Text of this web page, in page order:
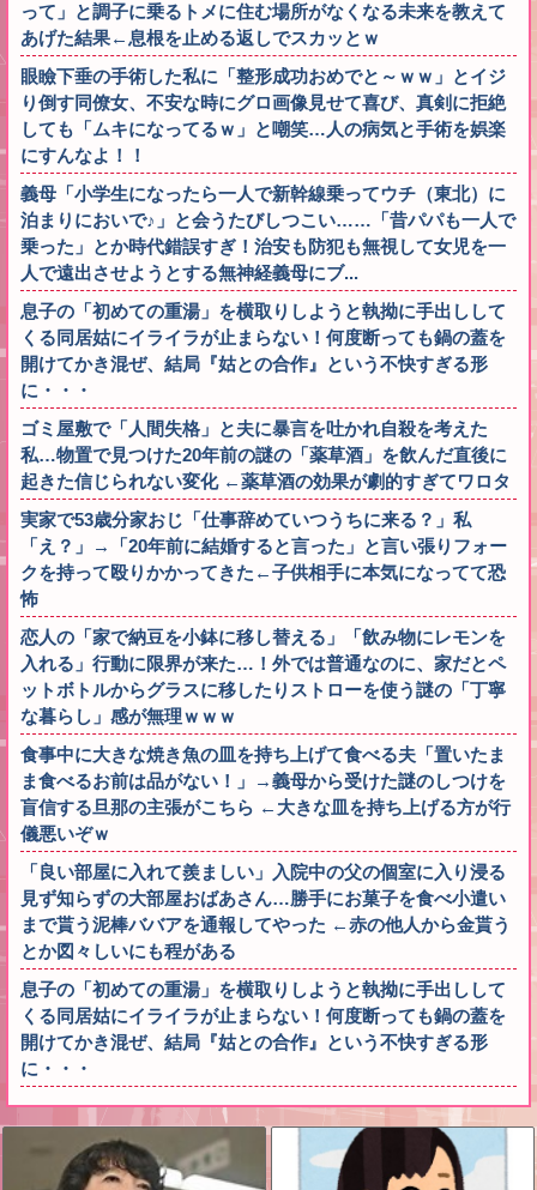
って」と調子に乗るトメに住む場所がなくなる未来を教えて
あげた結果←息根を止める返しでスカッとｗ
眼瞼下垂の手術した私に「整形成功おめでと～ｗｗ」とイジ
り倒す同僚女、不安な時にグロ画像見せて喜び、真剣に拒絶
しても「ムキになってるｗ」と嘲笑…人の病気と手術を娯楽
にすんなよ！！
義母「小学生になったら一人で新幹線乗ってウチ（東北）に
泊まりにおいで♪」と会うたびしつこい……「昔パパも一人で
乗った」とか時代錯誤すぎ！治安も防犯も無視して女児を一
人で遠出させようとする無神経義母にブ...
息子の「初めての重湯」を横取りしようと執拗に手出しして
くる同居姑にイライラが止まらない！何度断っても鍋の蓋を
開けてかき混ぜ、結局『姑との合作』という不快すぎる形
に・・・
ゴミ屋敷で「人間失格」と夫に暴言を吐かれ自殺を考えた
私…物置で見つけた20年前の謎の「薬草酒」を飲んだ直後に
起きた信じられない変化 ←薬草酒の効果が劇的すぎてワロタ
実家で53歳分家おじ「仕事辞めていつうちに来る？」私
「え？」→「20年前に結婚すると言った」と言い張りフォー
クを持って殴りかかってきた←子供相手に本気になってて恐
怖
恋人の「家で納豆を小鉢に移し替える」「飲み物にレモンを
入れる」行動に限界が来た…！外では普通なのに、家だとペ
ットボトルからグラスに移したりストローを使う謎の「丁寧
な暮らし」感が無理ｗｗｗ
食事中に大きな焼き魚の皿を持ち上げて食べる夫「置いたま
ま食べるお前は品がない！」→義母から受けた謎のしつけを
盲信する旦那の主張がこちら ←大きな皿を持ち上げる方が行
儀悪いぞｗ
「良い部屋に入れて羨ましい」入院中の父の個室に入り浸る
見ず知らずの大部屋おばあさん…勝手にお菓子を食べ小遣い
まで貰う泥棒ババアを通報してやった ←赤の他人から金貰う
とか図々しいにも程がある
息子の「初めての重湯」を横取りしようと執拗に手出しして
くる同居姑にイライラが止まらない！何度断っても鍋の蓋を
開けてかき混ぜ、結局『姑との合作』という不快すぎる形
に・・・